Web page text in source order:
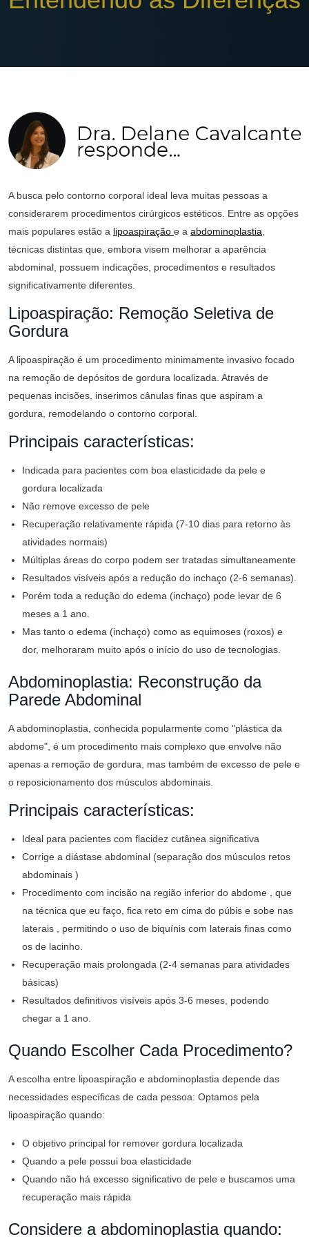
Plástica
A busca pelo contorno corporal ideal leva muitas pessoas a
considerarem procedimentos cirúrgicos estéticos. Entre as opções
mais populares estão a lipoaspiração e a abdominoplastia
técnicas distintas que, embora visem melhorar a aparência
abdominal, possuem indicações, procedimentos e resultados
significativamente diferentes.
Lipoaspiração: Remoção Seletiva de
Gordura
A lipoaspiração é um procedimento minimamente invasivo focado
na remoção de depósitos de gordura localizada. Através de
pequenas incisões, inserimos cânulas finas que aspiram a
gordura, remodelando o contorno corporal.
Principais características:
Indicada para pacientes com boa elasticidade da pele e
gordura localizada
Não remove excesso de pele
Recuperação relativamente rápida (7-10 dias para retorno às
atividades normais)
Múltiplas áreas do corpo podem ser tratadas simultaneamente
Resultados visíveis após a redução do inchaço (2-6 semanas).
Porém toda a redução do edema (inchaço) pode levar de 6
meses a 1 ano.
Mas tanto o edema (inchaço) como as equimoses (roxos) e
dor, melhoraram muito após o início do uso de tecnologias.
Abdominoplastia: Reconstrução da
Parede Abdominal
A abdominoplastia, conhecida popularmente como "plástica da
abdome", é um procedimento mais complexo que envolve não
apenas a remoção de gordura, mas também de excesso de pele e
o reposicionamento dos músculos abdominais.
Principais características:
Ideal para pacientes com flacidez cutânea significativa
Corrige a diástase abdominal (separação dos músculos retos
abdominais )
Procedimento com incisão na região inferior do abdome , que
na técnica que eu faço, fica reto em cima do púbis e sobe nas
laterais , permitindo o uso de biquínis com laterais finas como
os de lacinho.
Recuperação mais prolongada (2-4 semanas para atividades
básicas)
Resultados definitivos visíveis após 3-6 meses, podendo
chegar a 1 ano.
Quando Escolher Cada Procedimento?
A escolha entre lipoaspiração e abdominoplastia depende das
necessidades específicas de cada pessoa: Optamos pela
lipoaspiração quando:
O objetivo principal for remover gordura localizada
Quando a pele possui boa elasticidade
Quando não há excesso significativo de pele e buscamos uma
recuperação mais rápida
Considere a abdominoplastia quando: